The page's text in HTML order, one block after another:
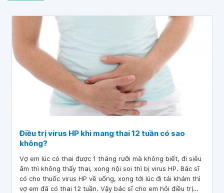
Điều trị virus HP khi mang thai 12 tuần có sao
không?
Vợ em lúc có thai được 1 tháng rưỡi mà không biết, đi siêu
âm thì không thấy thai, xong nội soi thì bị virus HP. Bác sĩ
có cho thuốc virus HP về uống, xong tới lúc đi tái khám thì
vợ em đã có thai 12 tuần. Vậy bác sĩ cho em hỏi điều trị